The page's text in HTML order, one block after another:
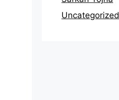
Uncategorized